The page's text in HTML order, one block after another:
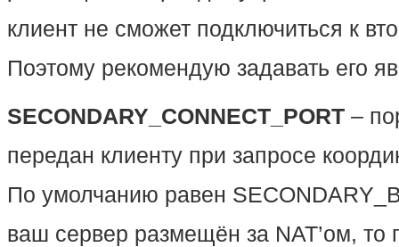
клиент не сможет подключиться к
Поэтому рекомендую задавать его
SECONDARY_CONNECT_PORT –
передан клиенту при запросе
По умолчанию равен
ваш сервер размещён за NAT’ом, то